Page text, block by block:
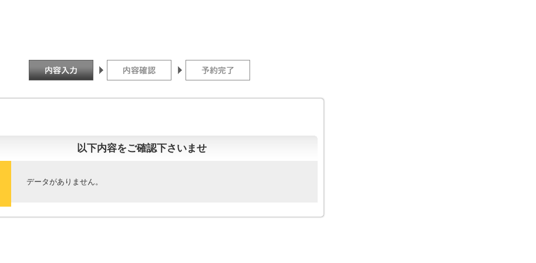
以下内容をご確認下さいませ
データがありません。